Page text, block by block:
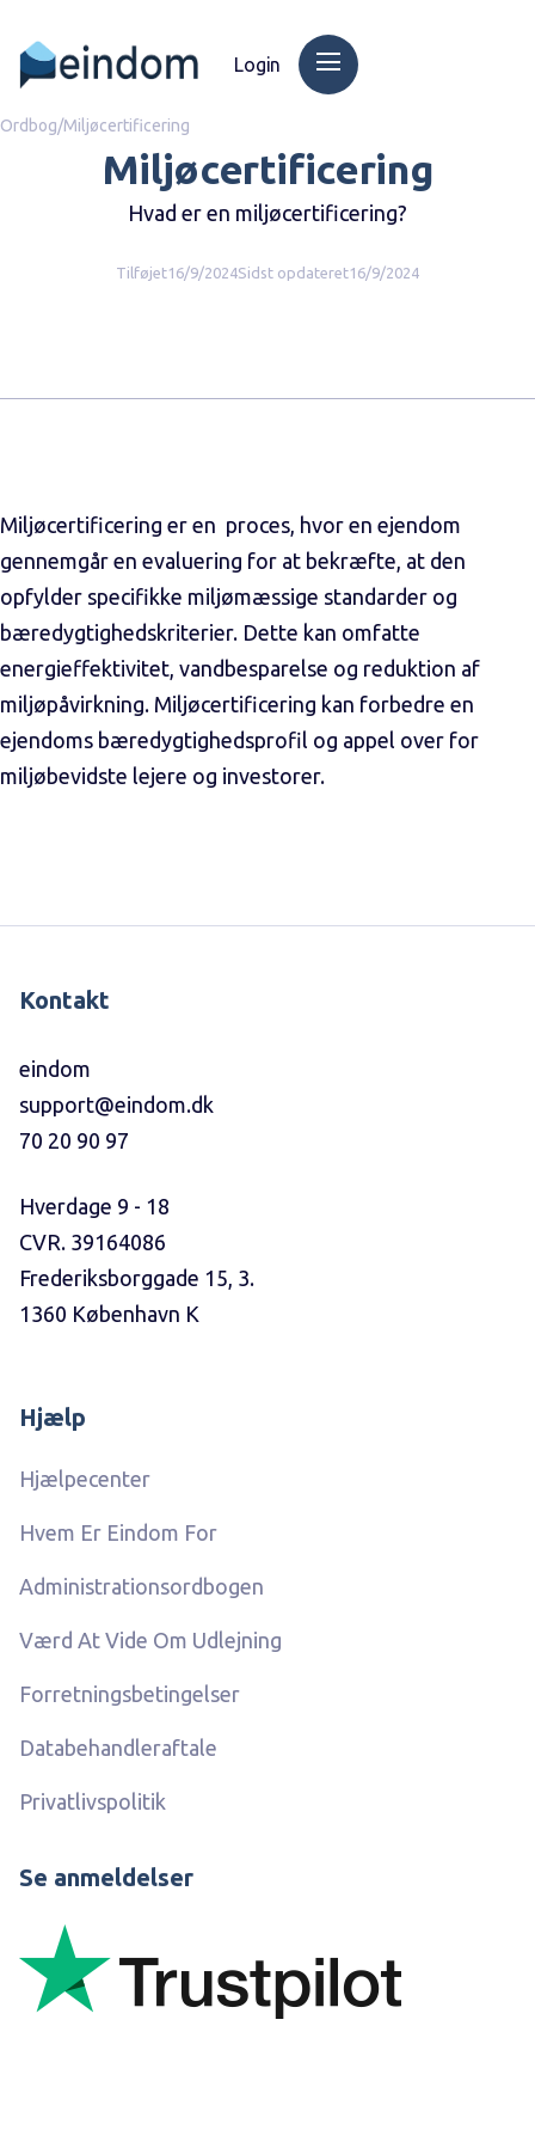
Login
Ordbog/Miljøcertificering
Miljøcertificering
Hvad er en miljøcertificering?
Tilføjet16/9/2024Sidst opdateret16/9/2024
Miljøcertificering er en proces, hvor en ejendom
gennemgår en evaluering for at bekræfte, at den
opfylder specifikke miljømæssige standarder og
bæredygtighedskriterier. Dette kan omfatte
energieffektivitet, vandbesparelse og reduktion af
miljøpåvirkning. Miljøcertificering kan forbedre en
ejendoms bæredygtighedsprofil og appel over for
miljøbevidste lejere og investorer.
Kontakt
eindom
support@eindom.dk
70 20 90 97
Hverdage 9 - 18
CVR. 39164086
Frederiksborggade 15, 3.
1360 København K
Hjælp
Hjælpecenter
Hvem Er Eindom For
Administrationsordbogen
Værd At Vide Om Udlejning
Forretningsbetingelser
Databehandleraftale
Privatlivspolitik
Se anmeldelser